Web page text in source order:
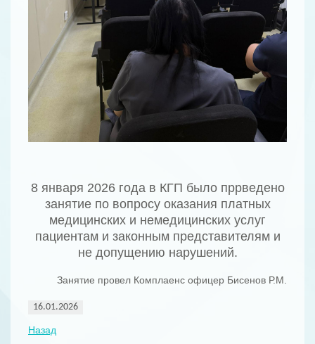
8 января 2026 года в КГП было пррведено
занятие по вопросу оказания платных
медицинских и немедицинских услуг
пациентам и законным представителям и
не допущению нарушений.
Занятие провел Комплаенс офицер Бисенов Р.М.
16.01.2026
Назад